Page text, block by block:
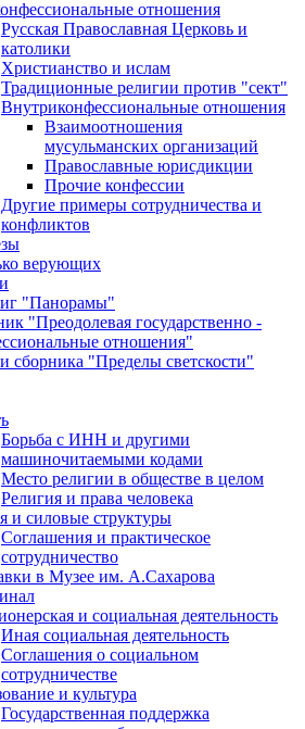
отношения
Русская Православная Церковь и
католики
Христианство и ислам
Традиционные религии против "сект"
Внутриконфессиональные отношения
Взаимоотношения
мусульманских организаций
Православные юрисдикции
Прочие конфессии
Другие примеры сотрудничества и
конфликтов
верующих
"Панорамы"
"Преодолевая государственно -
отношения"
сборника "Пределы светскости"
Борьба с ИНН и другими
машиночитаемыми кодами
Место религии в обществе в целом
Религия и права человека
и силовые структуры
Соглашения и практическое
сотрудничество
в Музее им. А.Сахарова
и социальная деятельность
Иная социальная деятельность
Соглашения о социальном
сотрудничестве
и культура
Государственная поддержка